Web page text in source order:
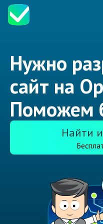
Нужно
сайт на
Поможем
Найти